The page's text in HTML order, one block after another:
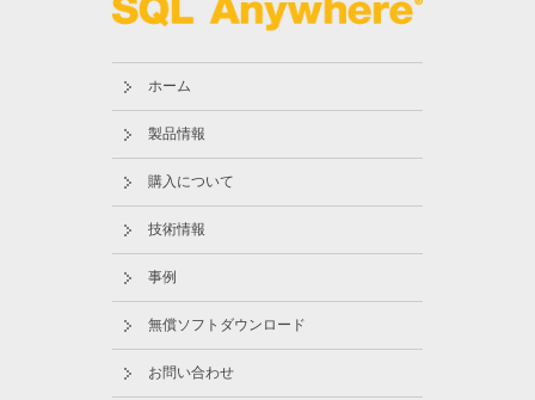
ホーム
製品情報
購入について
技術情報
事例
無償ソフトダウンロード
お問い合わせ